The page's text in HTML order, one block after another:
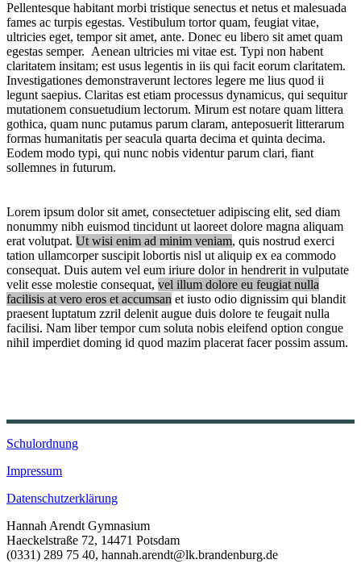
Pellentesque habitant morbi tristique senectus et netus et malesuada
fames ac turpis egestas. Vestibulum tortor quam, feugiat vitae,
ultricies eget, tempor sit amet, ante. Donec eu libero sit amet quam
egestas semper. Aenean ultricies mi vitae est. Typi non habent
claritatem insitam; est usus legentis in iis qui facit eorum claritatem.
Investigationes demonstraverunt lectores legere me lius quod ii
legunt saepius. Claritas est etiam processus dynamicus, qui sequitur
mutationem consuetudium lectorum. Mirum est notare quam littera
gothica, quam nunc putamus parum claram, anteposuerit litterarum
formas humanitatis per seacula quarta decima et quinta decima.
Eodem modo typi, qui nunc nobis videntur parum clari, fiant
sollemnes in futurum.
Lorem ipsum dolor sit amet, consectetuer adipiscing elit, sed diam
nonummy nibh euismod tincidunt ut laoreet dolore magna aliquam
erat volutpat. Ut wisi enim ad minim veniam, quis nostrud exerci
tation ullamcorper suscipit lobortis nisl ut aliquip ex ea commodo
consequat. Duis autem vel eum iriure dolor in hendrerit in vulputate
velit esse molestie consequat, vel illum dolore eu feugiat nulla
facilisis at vero eros et accumsan et iusto odio dignissim qui blandit
praesent luptatum zzril delenit augue duis dolore te feugait nulla
facilisi. Nam liber tempor cum soluta nobis eleifend option congue
nihil imperdiet doming id quod mazim placerat facer possim assum.
Schulordnung
Impressum
Datenschutzerklärung
Hannah Arendt Gymnasium
Haeckelstraße 72, 14471 Potsdam
(0331) 289 75 40, hannah.arendt@lk.brandenburg.de